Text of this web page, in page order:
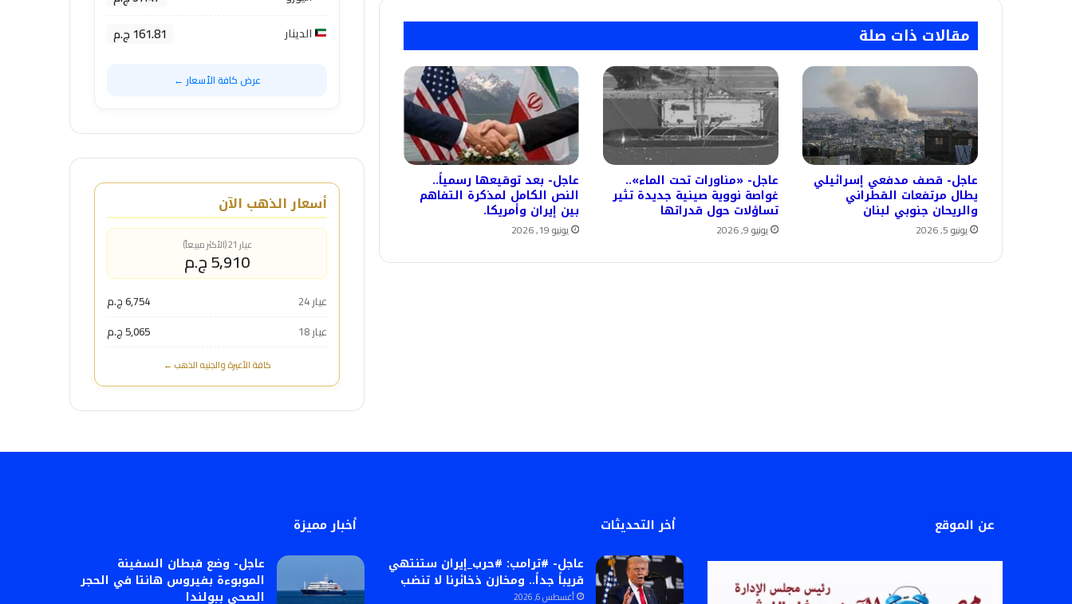
مقالات ذات صلة
عاجل- قصف مدفعي إسرائيلي
يطال مرتفعات القطراني
والريحان جنوبي لبنان
يونيو 5, 2026
عاجل- «مناورات تحت الماء»..
غواصة نووية صينية جديدة تثير
تساؤلات حول قدراتها
يونيو 9, 2026
عاجل- بعد توقيعها رسمياً..
النص الكامل لمذكرة التفاهم
بين إيران وأمريكا.
يونيو 19, 2026
الدينار 161.81 ج.م
عرض كافة الأسعار ←
أسعار الذهب الآن
عيار 21 (الأكثر مبيعاً)
5,910 ج.م
عيار 24
6,754 ج.م
عيار 18
5,065 ج.م
كافة الأعيرة والجنيه الذهب ←
عن الموقع أخر التحديثات
عاجل- #ترامب: #حرب_إيران ستنتهي
قريباً جداً.. ومخازن ذخائرنا لا تنضب
أغسطس 6, 2026
أخبار مميزة
عاجل- وضع قبطان السفينة
الموبوءة بفيروس هانتا في الحجر
الصحي ببولندا